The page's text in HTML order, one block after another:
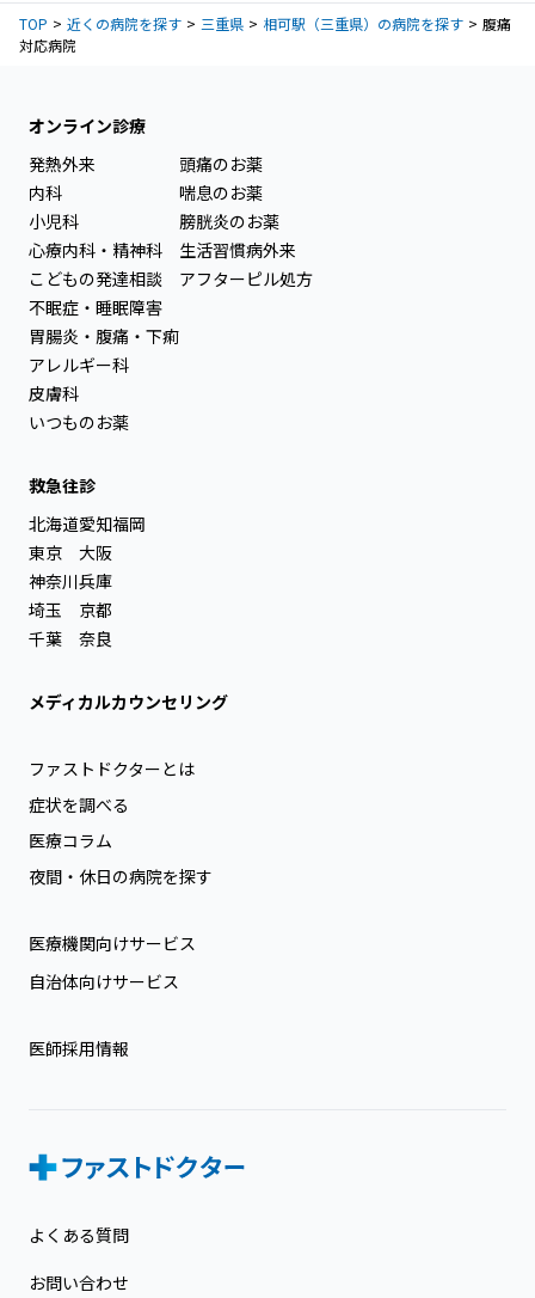
TOP 近くの病院を探す 三重県 相可駅（三重県）の病院を探す
腹痛
対応病院
オンライン診療
発熱外来
内科
小児科
心療内科・精神科
こどもの発達相談
不眠症・睡眠障害
胃腸炎・腹痛・下痢
アレルギー科
皮膚科
いつものお薬
頭痛のお薬
喘息のお薬
膀胱炎のお薬
生活習慣病外来
アフターピル処方
救急往診
北海道
東京
神奈川
埼玉
千葉
愛知
大阪
兵庫
京都
奈良
福岡
メディカルカウンセリング
ファストドクターとは
症状を調べる
医療コラム
夜間・休日の病院を探す
医療機関向けサービス
自治体向けサービス
医師採用情報
よくある質問
お問い合わせ